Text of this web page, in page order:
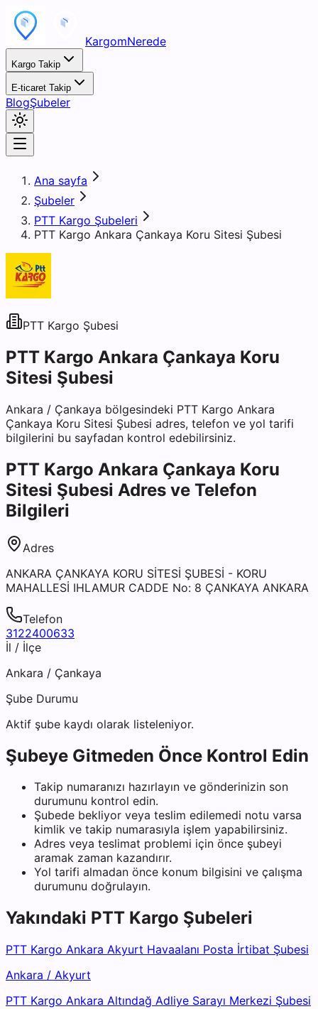
KargomNerede
Kargo Takip
E-ticaret Takip
BlogŞubeler
Ana sayfa
Şubeler
PTT Kargo Şubeleri
PTT Kargo Ankara Çankaya Koru Sitesi Şubesi
PTT Kargo Şubesi
PTT Kargo Ankara Çankaya Koru
Sitesi Şubesi
Ankara / Çankaya bölgesindeki PTT Kargo Ankara
Çankaya Koru Sitesi Şubesi adres, telefon ve yol tarifi
bilgilerini bu sayfadan kontrol edebilirsiniz.
PTT Kargo Ankara Çankaya Koru
Sitesi Şubesi Adres ve Telefon
Bilgileri
Adres
ANKARA ÇANKAYA KORU SİTESİ ŞUBESİ - KORU
MAHALLESİ IHLAMUR CADDE No: 8 ÇANKAYA ANKARA
Telefon
3122400633
İl / İlçe
Ankara / Çankaya
Şube Durumu
Aktif şube kaydı olarak listeleniyor.
Şubeye Gitmeden Önce Kontrol Edin
Takip numaranızı hazırlayın ve gönderinizin son
durumunu kontrol edin.
Şubede bekliyor veya teslim edilemedi notu varsa
kimlik ve takip numarasıyla işlem yapabilirsiniz.
Adres veya teslimat problemi için önce şubeyi
aramak zaman kazandırır.
Yol tarifi almadan önce konum bilgisini ve çalışma
durumunu doğrulayın.
Yakındaki PTT Kargo Şubeleri
PTT Kargo Ankara Akyurt Havaalanı Posta İrtibat Şubesi
Ankara / Akyurt
PTT Kargo Ankara Altındağ Adliye Sarayı Merkezi Şubesi